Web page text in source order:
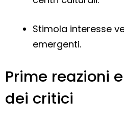
Stimola interesse
emergenti.
Prime reazioni
dei critici